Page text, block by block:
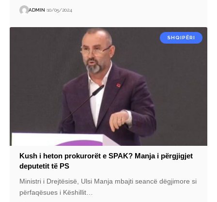
ADMIN 10/05/2024
SHQIPËRI
Kush i heton prokurorët e SPAK? Manja i përgjigjet
deputetit të PS
Ministri i Drejtësisë, Ulsi Manja mbajti seancë dëgjimore si
përfaqësues i Këshillit